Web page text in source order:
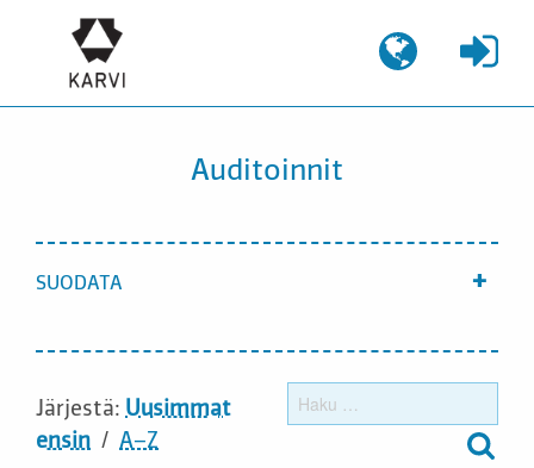
sisältöön
Auditoinnit
SUODATA
Järjestä: Uusimmat
ensin
A–Z